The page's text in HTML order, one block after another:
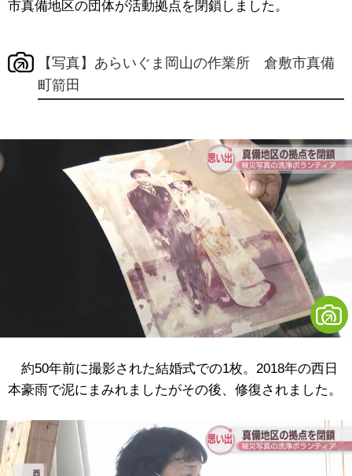
市真備地区の団体が活動拠点を閉鎖しました。
【写真】あらいぐま岡山の作業所 倉敷市真備
町箭田
約50年前に撮影された結婚式での1枚。2018年の西日
本豪雨で泥にまみれましたがその後、修復されました。